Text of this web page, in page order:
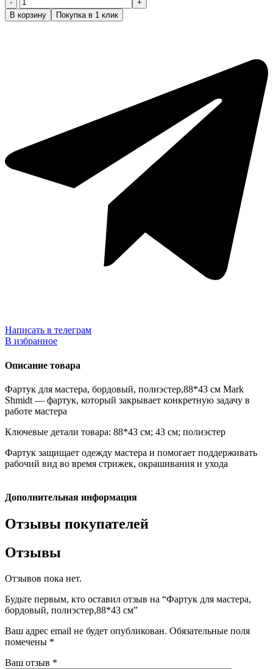
товара
Фартук
В корзину Покупка в 1 клик
Написать в телеграм
В избранное
Описание товара
Фартук для мастера, бордовый, полиэстер,88*43 см Mark
Shmidt — фартук, который закрывает конкретную задачу в
работе мастера
Ключевые детали товара: 88*43 см; 43 см; полиэстер
Фартук защищает одежду мастера и помогает поддерживать
рабочий вид во время стрижек, окрашивания и ухода
Дополнительная информация
Отзывы покупателей
Отзывы
Отзывов пока нет.
Будьте первым, кто оставил отзыв на “Фартук для мастера,
бордовый, полиэстер,88*43 см”
Ваш адрес email не будет опубликован. Обязательные поля
помечены *
Ваш отзыв *